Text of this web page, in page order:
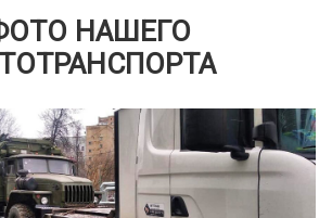
НАШЕГО